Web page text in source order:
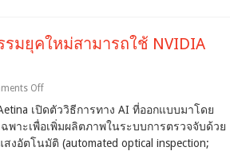
มยุคใหม่สามารถใช้ NVIDIA
Offon
ทำให้
การ
ตรวจ
เปิดตัววิธีการทาง AI ที่ออกแบบมาโดย
ฉพาะเพื่อเพิ่มผลิตภาพในระบบการตรวจจับด้วย
สงอัตโนมัติ (automated optical inspection;